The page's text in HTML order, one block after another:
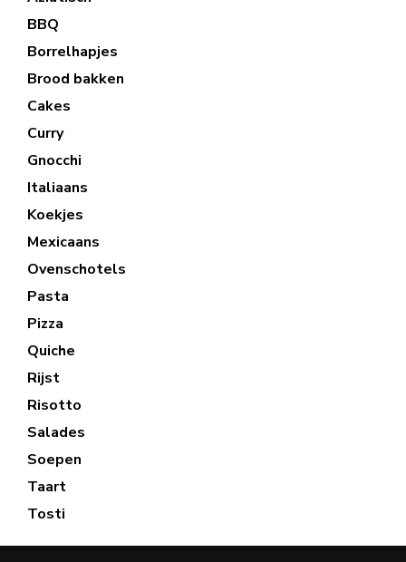
BBQ
Borrelhapjes
Brood bakken
Cakes
Curry
Gnocchi
Italiaans
Koekjes
Mexicaans
Ovenschotels
Pasta
Pizza
Quiche
Rijst
Risotto
Salades
Soepen
Taart
Tosti